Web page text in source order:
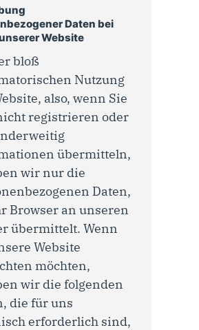
Daten bei
Website
bloß
Nutzung
also, wenn Sie
registrieren oder
übermitteln,
wir nur die
Daten,
Browser an unseren
übermittelt. Wenn
Website
möchten,
wir die folgenden
die für uns
erforderlich sind,